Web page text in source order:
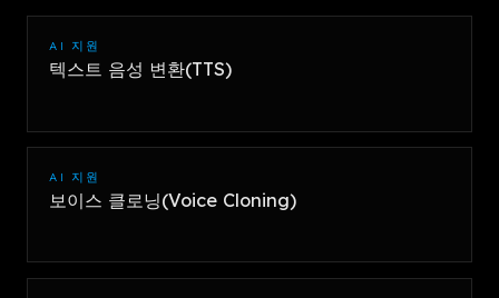
AI 지원
텍스트 음성 변환(TTS)
AI 지원
보이스 클로닝(Voice Cloning)